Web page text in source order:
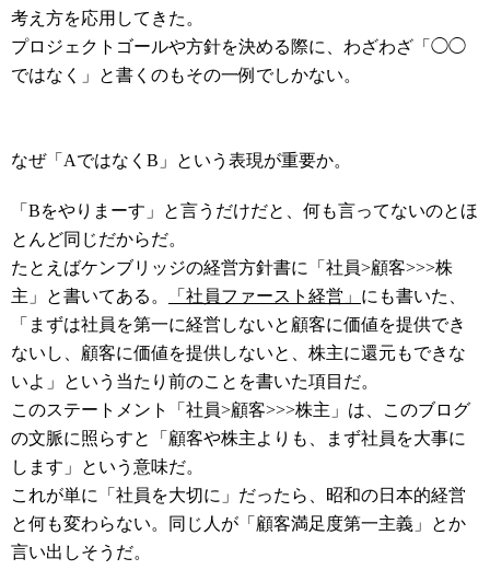
考え方を応用してきた。
プロジェクトゴールや方針を決める際に、わざわざ「◯◯
ではなく」と書くのもその一例でしかない。
なぜ「AではなくB」という表現が重要か。
「Bをやりまーす」と言うだけだと、何も言ってないのとほ
とんど同じだからだ。
たとえばケンブリッジの経営方針書に「社員>顧客>>>株
主」と書いてある。
「社員ファースト経営」 にも書いた、
「まずは社員を第一に経営しないと顧客に価値を提供でき
ないし、顧客に価値を提供しないと、株主に還元もできな
いよ」という当たり前のことを書いた項目だ。
このステートメント「社員>顧客>>>株主」は、このブログ
の文脈に照らすと「顧客や株主よりも、まず社員を大事に
します」という意味だ。
これが単に「社員を大切に」だったら、昭和の日本的経営
と何も変わらない。同じ人が「顧客満足度第一主義」とか
言い出しそうだ。